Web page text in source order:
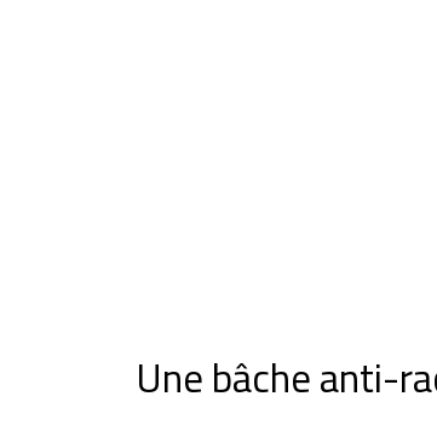
Une bâche anti-